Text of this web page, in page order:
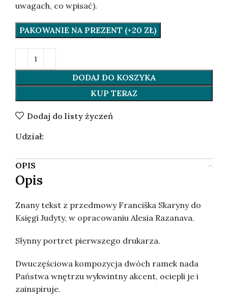
uwagach, co wpisać).
PAKOWANIE NA PREZENT (+20 ZŁ)
DODAJ DO KOSZYKA
KUP TERAZ
Dodaj do listy życzeń
Udział:
OPIS
Opis
Znany tekst z przedmowy Franciška Skaryny do
Księgi Judyty, w opracowaniu Alesia Razanava.
Słynny portret pierwszego drukarza.
Dwuczęściowa kompozycja dwóch ramek nada
Państwa wnętrzu wykwintny akcent, ociepli je i
zainspiruje.